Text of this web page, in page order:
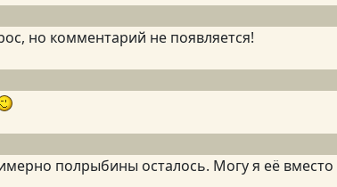
но комментарий не появляется!
полрыбины осталось. Могу я её вместо